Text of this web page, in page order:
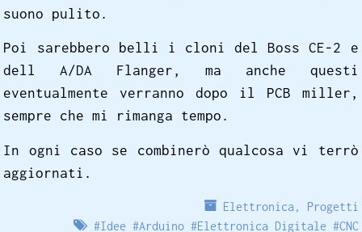
suono pulito.
Poi sarebbero belli i cloni del Boss CE-2 e
dell A/DA Flanger, ma anche questi
eventualmente verranno dopo il PCB miller,
sempre che mi rimanga tempo.
In ogni caso se combinerò qualcosa vi terrò
aggiornati.
Elettronica , Progetti
#Idee #Arduino#Elettronica Digitale #CNC